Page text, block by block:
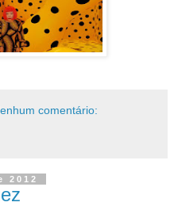
comentário:
2012